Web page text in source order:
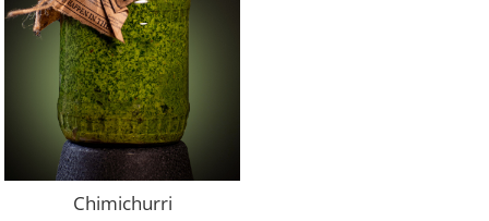
Chimichurri